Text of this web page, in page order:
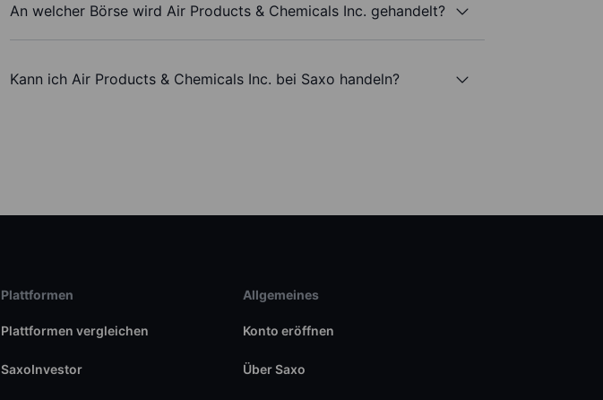
An welcher Börse wird Air Products & Chemicals Inc. gehandelt?
Kann ich Air Products & Chemicals Inc. bei Saxo handeln?
Plattformen
Plattformen vergleichen
SaxoInvestor
Allgemeines
Konto eröffnen
Über Saxo